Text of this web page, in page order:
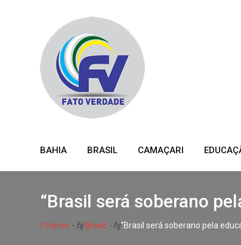
BAHIA BRASIL CAMAÇARI
“Brasil será soberano
Home - hjBrasil - hj“Brasil será soberano pela